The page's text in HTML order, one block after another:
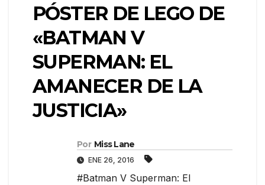
PÓSTER DE LEGO DE
«BATMAN V
SUPERMAN: EL
AMANECER DE LA
JUSTICIA»
Por Miss Lane
ENE 26, 2016
#Batman V Superman: El